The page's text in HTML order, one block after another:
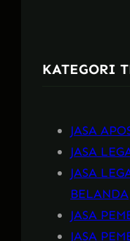
h
KATEGORI
JASA
JASA
JASA
BELANDA
JASA
JASA